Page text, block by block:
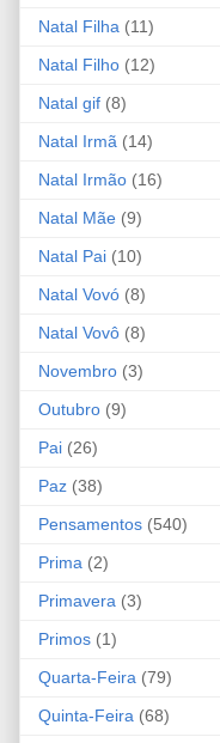
Natal Filha (11)
Natal Filho (12)
Natal gif (8)
Natal Irmã (14)
Natal Irmão (16)
Natal Mãe (9)
Natal Pai (10)
Natal Vovó (8)
Natal Vovô (8)
Novembro (3)
Outubro (9)
Pai (26)
Paz (38)
Pensamentos (540)
Prima (2)
Primavera (3)
Primos (1)
Quarta-Feira (79)
Quinta-Feira (68)